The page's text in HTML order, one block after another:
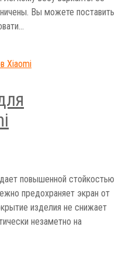
Вы можете поставить
повышенной стойкостью
предохраняет экран от
изделия не снижает
незаметно на